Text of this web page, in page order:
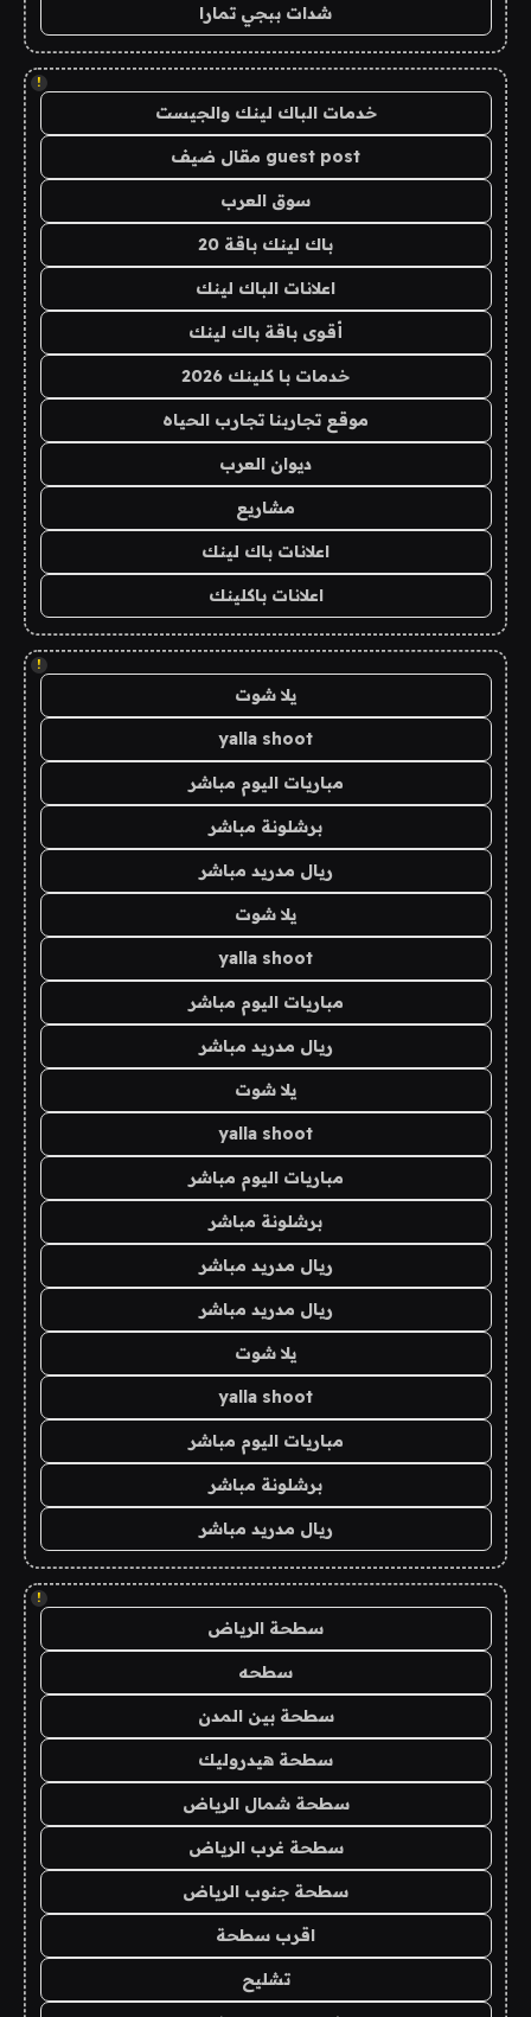
شدات ببجي تمارا
!
خدمات الباك لينك والجيست
guest post مقال ضيف
سوق العرب
باك لينك باقة 20
اعلانات الباك لينك
أقوى باقة باك لينك
خدمات با كلينك 2026
موقع تجاربنا تجارب الحياه
ديوان العرب
مشاريع
اعلانات باك لينك
اعلانات باكلينك
!
يلا شوت
yalla shoot
مباريات اليوم مباشر
برشلونة مباشر
ريال مدريد مباشر
يلا شوت
yalla shoot
مباريات اليوم مباشر
ريال مدريد مباشر
يلا شوت
yalla shoot
مباريات اليوم مباشر
برشلونة مباشر
ريال مدريد مباشر
ريال مدريد مباشر
يلا شوت
yalla shoot
مباريات اليوم مباشر
برشلونة مباشر
ريال مدريد مباشر
!
سطحة الرياض
سطحه
سطحة بين المدن
سطحة هيدروليك
سطحة شمال الرياض
سطحة غرب الرياض
سطحة جنوب الرياض
اقرب سطحة
تشليح